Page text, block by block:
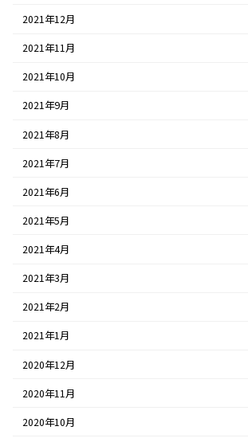
2021年12月
2021年11月
2021年10月
2021年9月
2021年8月
2021年7月
2021年6月
2021年5月
2021年4月
2021年3月
2021年2月
2021年1月
2020年12月
2020年11月
2020年10月